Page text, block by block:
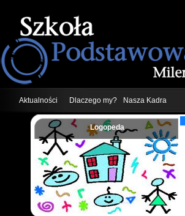
Aktualności Dlaczego my? Nasza Kadra
Logopeda